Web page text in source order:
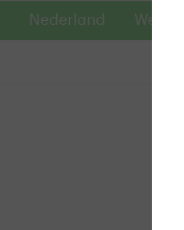
Nederland